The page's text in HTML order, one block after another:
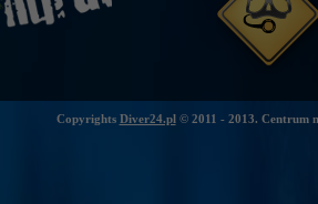
Copyrights Diver24.pl© 2011 - 2013. Centrum